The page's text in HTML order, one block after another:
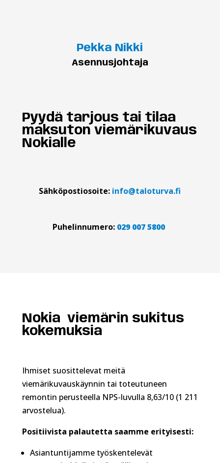
Pekka Nikki
Asennusjohtaja
Pyydä tarjous tai tilaa
maksuton viemärikuvaus
Nokialle
Sähköpostiosoite: info@taloturva.fi
Puhelinnumero: 029 007 5800
Nokia viemärin sukitus
kokemuksia
Ihmiset suosittelevat meitä
viemärikuvauskäynnin tai toteutuneen
remontin perusteella NPS-luvulla 8,63/10 (1 211
arvostelua).
Positiivista palautetta saamme erityisesti:
Asiantuntijamme työskentelevät